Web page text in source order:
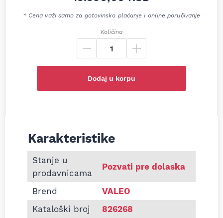
* Cena važi samo za gotovinsko plaćanje i online poručivanje
Količina
Dodaj u korpu
Informacije o Set kvačila BMW 3 E46 / 318D /
Karakteristike
Stanje u
prodavnicama
Pozvati pre dolaska
Brend
VALEO
Kataloški broj
826268